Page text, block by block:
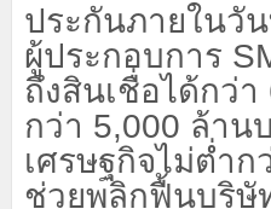
ประกันภายในวั
ผู้ประกอบการ
ถึงสินเชื่อได้กว่
กว่า 5,000 ล้าน
เศรษฐกิจไม่ต่ำ
ช่วยพลิกฟื้นบริษั